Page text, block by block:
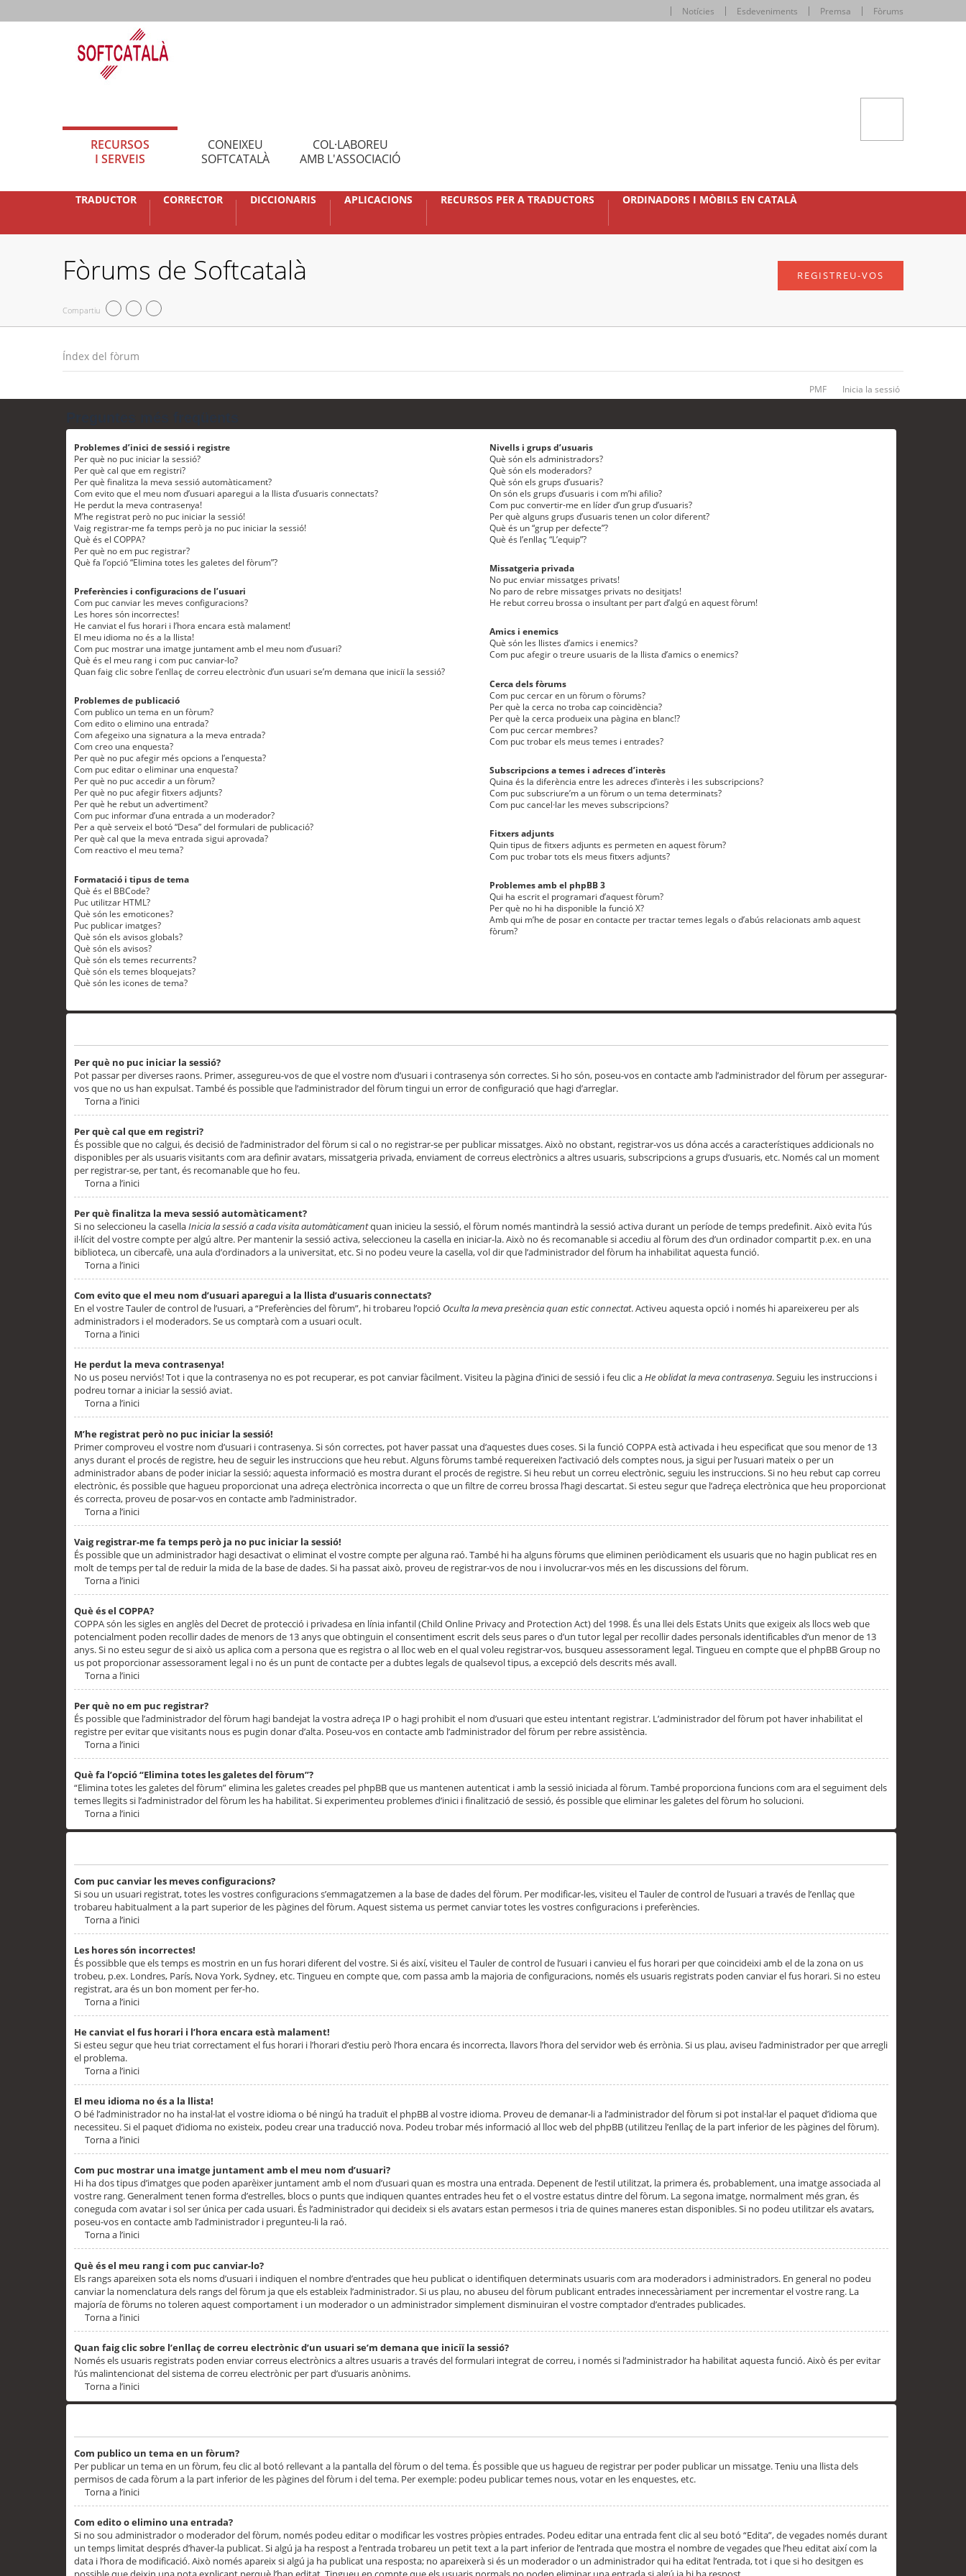
Notícies Esdeveniments Premsa Fòrums
RECURSOS
I SERVEIS
CONEIXEU
SOFTCATALÀ
COL·LABOREU
AMB L'ASSOCIACIÓ
TRADUCTOR CORRECTOR DICCIONARIS APLICACIONS RECURSOS PER A TRADUCTORS ORDINADORS I MÒBILS EN CATALÀ
Fòrums de Softcatalà
Compartiu
REGISTREU-VOS
Índex del fòrum
PMF Inicia la sessió
Problemes d’inici de sessió i registre
Per què no puc iniciar la sessió?
Per què cal que em registri?
Per què finalitza la meva sessió automàticament?
Com evito que el meu nom d’usuari aparegui a la llista d’usuaris connectats?
He perdut la meva contrasenya!
M’he registrat però no puc iniciar la sessió!
Vaig registrar-me fa temps però ja no puc iniciar la sessió!
Què és el COPPA?
Per què no em puc registrar?
Què fa l’opció “Elimina totes les galetes del fòrum”?
Preferències i configuracions de l’usuari
Com puc canviar les meves configuracions?
Les hores són incorrectes!
He canviat el fus horari i l’hora encara està malament!
El meu idioma no és a la llista!
Com puc mostrar una imatge juntament amb el meu nom d’usuari?
Què és el meu rang i com puc canviar-lo?
Quan faig clic sobre l’enllaç de correu electrònic d’un usuari se’m demana que iniciï la sessió?
Problemes de publicació
Com publico un tema en un fòrum?
Com edito o elimino una entrada?
Com afegeixo una signatura a la meva entrada?
Com creo una enquesta?
Per què no puc afegir més opcions a l’enquesta?
Com puc editar o eliminar una enquesta?
Per què no puc accedir a un fòrum?
Per què no puc afegir fitxers adjunts?
Per què he rebut un advertiment?
Com puc informar d’una entrada a un moderador?
Per a què serveix el botó “Desa” del formulari de publicació?
Per què cal que la meva entrada sigui aprovada?
Com reactivo el meu tema?
Formatació i tipus de tema
Què és el BBCode?
Puc utilitzar HTML?
Què són les emoticones?
Puc publicar imatges?
Què són els avisos globals?
Què són els avisos?
Què són els temes recurrents?
Què són els temes bloquejats?
Què són les icones de tema?
Nivells i grups d’usuaris
Què són els administradors?
Què són els moderadors?
Què són els grups d’usuaris?
On són els grups d’usuaris i com m’hi afilio?
Com puc convertir-me en líder d’un grup d’usuaris?
Per què alguns grups d’usuaris tenen un color diferent?
Què és un “grup per defecte”?
Què és l’enllaç “L’equip”?
Missatgeria privada
No puc enviar missatges privats!
No paro de rebre missatges privats no desitjats!
He rebut correu brossa o insultant per part d’algú en aquest fòrum!
Amics i enemics
Què són les llistes d’amics i enemics?
Com puc afegir o treure usuaris de la llista d’amics o enemics?
Cerca dels fòrums
Com puc cercar en un fòrum o fòrums?
Per què la cerca no troba cap coincidència?
Per què la cerca produeix una pàgina en blanc!?
Com puc cercar membres?
Com puc trobar els meus temes i entrades?
Subscripcions a temes i adreces d’interès
Quina és la diferència entre les adreces d’interès i les subscripcions?
Com puc subscriure’m a un fòrum o un tema determinats?
Com puc cancel·lar les meves subscripcions?
Fitxers adjunts
Quin tipus de fitxers adjunts es permeten en aquest fòrum?
Com puc trobar tots els meus fitxers adjunts?
Problemes amb el phpBB 3
Qui ha escrit el programari d’aquest fòrum?
Per què no hi ha disponible la funció X?
Amb qui m’he de posar en contacte per tractar temes legals o d’abús relacionats amb aquest
fòrum?
Per què no puc iniciar la sessió?
Pot passar per diverses raons. Primer, assegureu-vos de que el vostre nom d’usuari i contrasenya són correctes. Si ho són, poseu-vos en contacte amb l’administrador del fòrum per assegurar-
vos que no us han expulsat. També és possible que l’administrador del fòrum tingui un error de configuració que hagi d’arreglar.
Torna a l’inici
Per què cal que em registri?
És possible que no calgui, és decisió de l’administrador del fòrum si cal o no registrar-se per publicar missatges. Això no obstant, registrar-vos us dóna accés a característiques addicionals no
disponibles per als usuaris visitants com ara definir avatars, missatgeria privada, enviament de correus electrònics a altres usuaris, subscripcions a grups d’usuaris, etc. Només cal un moment
per registrar-se, per tant, és recomanable que ho feu.
Torna a l’inici
Per què finalitza la meva sessió automàticament?
Si no seleccioneu la casellaInicia la sessió a cada visita automàticamentquan inicieu la sessió, el fòrum només mantindrà la sessió activa durant un període de temps predefinit. Això evita l’ús
il·lícit del vostre compte per algú altre. Per mantenir la sessió activa, seleccioneu la casella en iniciar-la. Això no és recomanable si accediu al fòrum des d’un ordinador compartit p.ex. en una
biblioteca, un cibercafè, una aula d’ordinadors a la universitat, etc. Si no podeu veure la casella, vol dir que l’administrador del fòrum ha inhabilitat aquesta funció.
Torna a l’inici
Com evito que el meu nom d’usuari aparegui a la llista d’usuaris connectats?
En el vostre Tauler de control de l’usuari, a “Preferències del fòrum”, hi trobareu l’opció Oculta la meva presència quan estic connectat. Activeu aquesta opció i només hi apareixereu per als
administradors i el moderadors. Se us comptarà com a usuari ocult.
Torna a l’inici
He perdut la meva contrasenya!
No us poseu nerviós! Tot i que la contrasenya no es pot recuperar, es pot canviar fàcilment. Visiteu la pàgina d’inici de sessió i feu clic aHe oblidat la meva contrasenya. Seguiu les instruccions i
podreu tornar a iniciar la sessió aviat.
Torna a l’inici
M’he registrat però no puc iniciar la sessió!
Primer comproveu el vostre nom d’usuari i contrasenya. Si són correctes, pot haver passat una d’aquestes dues coses. Si la funció COPPA està activada i heu especificat que sou menor de 13
anys durant el procés de registre, heu de seguir les instruccions que heu rebut. Alguns fòrums també requereixen l’activació dels comptes nous, ja sigui per l’usuari mateix o per un
administrador abans de poder iniciar la sessió; aquesta informació es mostra durant el procés de registre. Si heu rebut un correu electrònic, seguiu les instruccions. Si no heu rebut cap correu
electrònic, és possible que hagueu proporcionat una adreça electrònica incorrecta o que un filtre de correu brossa l’hagi descartat. Si esteu segur que l’adreça electrònica que heu proporcionat
és correcta, proveu de posar-vos en contacte amb l’administrador.
Torna a l’inici
Vaig registrar-me fa temps però ja no puc iniciar la sessió!
És possible que un administrador hagi desactivat o eliminat el vostre compte per alguna raó. També hi ha alguns fòrums que eliminen periòdicament els usuaris que no hagin publicat res en
molt de temps per tal de reduir la mida de la base de dades. Si ha passat això, proveu de registrar-vos de nou i involucrar-vos més en les discussions del fòrum.
Torna a l’inici
Què és el COPPA?
COPPA són les sigles en anglès del Decret de protecció i privadesa en línia infantil (Child Online Privacy and Protection Act) del 1998. És una llei dels Estats Units que exigeix als llocs web que
potencialment poden recollir dades de menors de 13 anys que obtinguin el consentiment escrit dels seus pares o d’un tutor legal per recollir dades personals identificables d’un menor de 13
anys. Si no esteu segur de si això us aplica com a persona que es registra o al lloc web en el qual voleu registrar-vos, busqueu assessorament legal. Tingueu en compte que el phpBB Group no
us pot proporcionar assessorament legal i no és un punt de contacte per a dubtes legals de qualsevol tipus, a excepció dels descrits més avall.
Torna a l’inici
Per què no em puc registrar?
És possible que l’administrador del fòrum hagi bandejat la vostra adreça IP o hagi prohibit el nom d’usuari que esteu intentant registrar. L’administrador del fòrum pot haver inhabilitat el
registre per evitar que visitants nous es pugin donar d’alta. Poseu-vos en contacte amb l’administrador del fòrum per rebre assistència.
Torna a l’inici
Què fa l’opció “Elimina totes les galetes del fòrum”?
“Elimina totes les galetes del fòrum” elimina les galetes creades pel phpBB que us mantenen autenticat i amb la sessió iniciada al fòrum. També proporciona funcions com ara el seguiment dels
temes llegits si l’administrador del fòrum les ha habilitat. Si experimenteu problemes d’inici i finalització de sessió, és possible que eliminar les galetes del fòrum ho solucioni.
Torna a l’inici
Com puc canviar les meves configuracions?
Si sou un usuari registrat, totes les vostres configuracions s’emmagatzemen a la base de dades del fòrum. Per modificar-les, visiteu el Tauler de control de l’usuari a través de l’enllaç que
trobareu habitualment a la part superior de les pàgines del fòrum. Aquest sistema us permet canviar totes les vostres configuracions i preferències.
Torna a l’inici
Les hores són incorrectes!
És possibble que els temps es mostrin en un fus horari diferent del vostre. Si és així, visiteu el Tauler de control de l’usuari i canvieu el fus horari per que coincideixi amb el de la zona on us
trobeu, p.ex. Londres, París, Nova York, Sydney, etc. Tingueu en compte que, com passa amb la majoria de configuracions, només els usuaris registrats poden canviar el fus horari. Si no esteu
registrat, ara és un bon moment per fer-ho.
Torna a l’inici
He canviat el fus horari i l’hora encara està malament!
Si esteu segur que heu triat correctament el fus horari i l’horari d’estiu però l’hora encara és incorrecta, llavors l’hora del servidor web és errònia. Si us plau, aviseu l’administrador per que arregli
el problema.
Torna a l’inici
El meu idioma no és a la llista!
O bé l’administrador no ha instal·lat el vostre idioma o bé ningú ha traduït el phpBB al vostre idioma. Proveu de demanar-li a l’administrador del fòrum si pot instal·lar el paquet d’idioma que
necessiteu. Si el paquet d’idioma no existeix, podeu crear una traducció nova. Podeu trobar més informació al lloc web del phpBB (utilitzeu l’enllaç de la part inferior de les pàgines del fòrum).
Torna a l’inici
Com puc mostrar una imatge juntament amb el meu nom d’usuari?
Hi ha dos tipus d’imatges que poden aparèixer juntament amb el nom d’usuari quan es mostra una entrada. Depenent de l’estil utilitzat, la primera és, probablement, una imatge associada al
vostre rang. Generalment tenen forma d’estrelles, blocs o punts que indiquen quantes entrades heu fet o el vostre estatus dintre del fòrum. La segona imatge, normalment més gran, és
coneguda com avatar i sol ser única per cada usuari. És l’administrador qui decideix si els avatars estan permesos i tria de quines maneres estan disponibles. Si no podeu utilitzar els avatars,
poseu-vos en contacte amb l’administrador i pregunteu-li la raó.
Torna a l’inici
Què és el meu rang i com puc canviar-lo?
Els rangs apareixen sota els noms d’usuari i indiquen el nombre d’entrades que heu publicat o identifiquen determinats usuaris com ara moderadors i administradors. En general no podeu
canviar la nomenclatura dels rangs del fòrum ja que els estableix l’administrador. Si us plau, no abuseu del fòrum publicant entrades innecessàriament per incrementar el vostre rang. La
majoría de fòrums no toleren aquest comportament i un moderador o un administrador simplement disminuiran el vostre comptador d’entrades publicades.
Torna a l’inici
Quan faig clic sobre l’enllaç de correu electrònic d’un usuari se’m demana que iniciï la sessió?
Només els usuaris registrats poden enviar correus electrònics a altres usuaris a través del formulari integrat de correu, i només si l’administrador ha habilitat aquesta funció. Això és per evitar
l’ús malintencionat del sistema de correu electrònic per part d’usuaris anònims.
Torna a l’inici
Com publico un tema en un fòrum?
Per publicar un tema en un fòrum, feu clic al botó rellevant a la pantalla del fòrum o del tema. És possible que us hagueu de registrar per poder publicar un missatge. Teniu una llista dels
permisos de cada fòrum a la part inferior de les pàgines del fòrum i del tema. Per exemple: podeu publicar temes nous, votar en les enquestes, etc.
Torna a l’inici
Com edito o elimino una entrada?
Si no sou administrador o moderador del fòrum, només podeu editar o modificar les vostres pròpies entrades. Podeu editar una entrada fent clic al seu botó “Edita”, de vegades només durant
un temps limitat després d’haver-la publicat. Si algú ja ha respost a l’entrada trobareu un petit text a la part inferior de l’entrada que mostra el nombre de vegades que l’heu editat així com la
data i l’hora de modificació. Això només apareix si algú ja ha publicat una resposta; no apareixerà si és un moderador o un administrador qui ha editat l’entrada, tot i que si ho desitgen es